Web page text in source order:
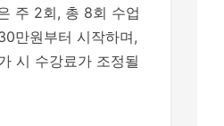
주 2회, 총 8회 수업
만원부터 시작하며,
시 수강료가 조정될